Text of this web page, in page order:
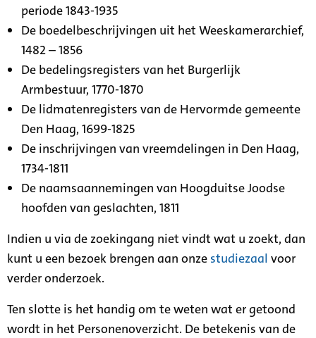
periode 1843-1935
De boedelbeschrijvingen uit het Weeskamerarchief,
1482 – 1856
De bedelingsregisters van het Burgerlijk
Armbestuur, 1770-1870
De lidmatenregisters van de Hervormde gemeente
Den Haag, 1699-1825
De inschrijvingen van vreemdelingen in Den Haag,
1734-1811
De naamsaannemingen van Hoogduitse Joodse
hoofden van geslachten, 1811
Indien u via de zoekingang niet vindt wat u zoekt, dan
kunt u een bezoek brengen aan onze studiezaal voor
verder onderzoek.
Ten slotte is het handig om te weten wat er getoond
wordt in het Personenoverzicht. De betekenis van de